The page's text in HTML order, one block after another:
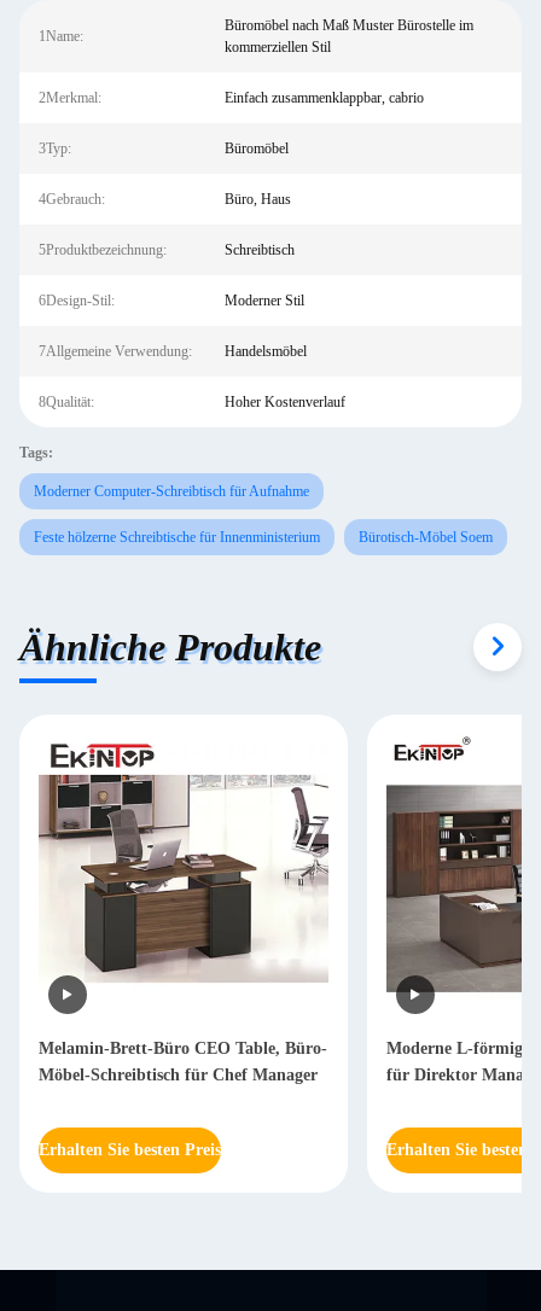
1Name:
Büromöbel nach Maß Muster Bürostelle im
kommerziellen Stil
2Merkmal: Einfach zusammenklappbar, cabrio
3Typ: Büromöbel
4Gebrauch: Büro, Haus
5Produktbezeichnung: Schreibtisch
6Design-Stil: Moderner Stil
7Allgemeine Verwendung: Handelsmöbel
8Qualität: Hoher Kostenverlauf
Tags:
Moderner Computer-Schreibtisch für Aufnahme
Feste hölzerne Schreibtische für Innenministerium Bürotisch-Möbel Soem
Ähnliche Produkte
Melamin-Brett-Büro CEO Table, Büro-
Möbel-Schreibtisch für Chef Manager
Erhalten Sie besten Preis
Moderne L-förmige
für Direktor
Erhalten Sie besten